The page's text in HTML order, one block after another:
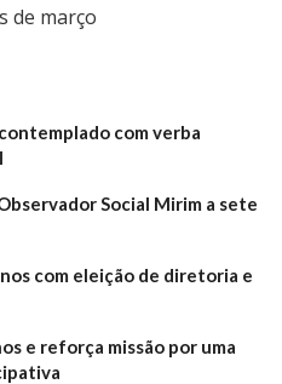
de março
com verba
Social Mirim a sete
com eleição de diretoria e
e reforça missão por uma